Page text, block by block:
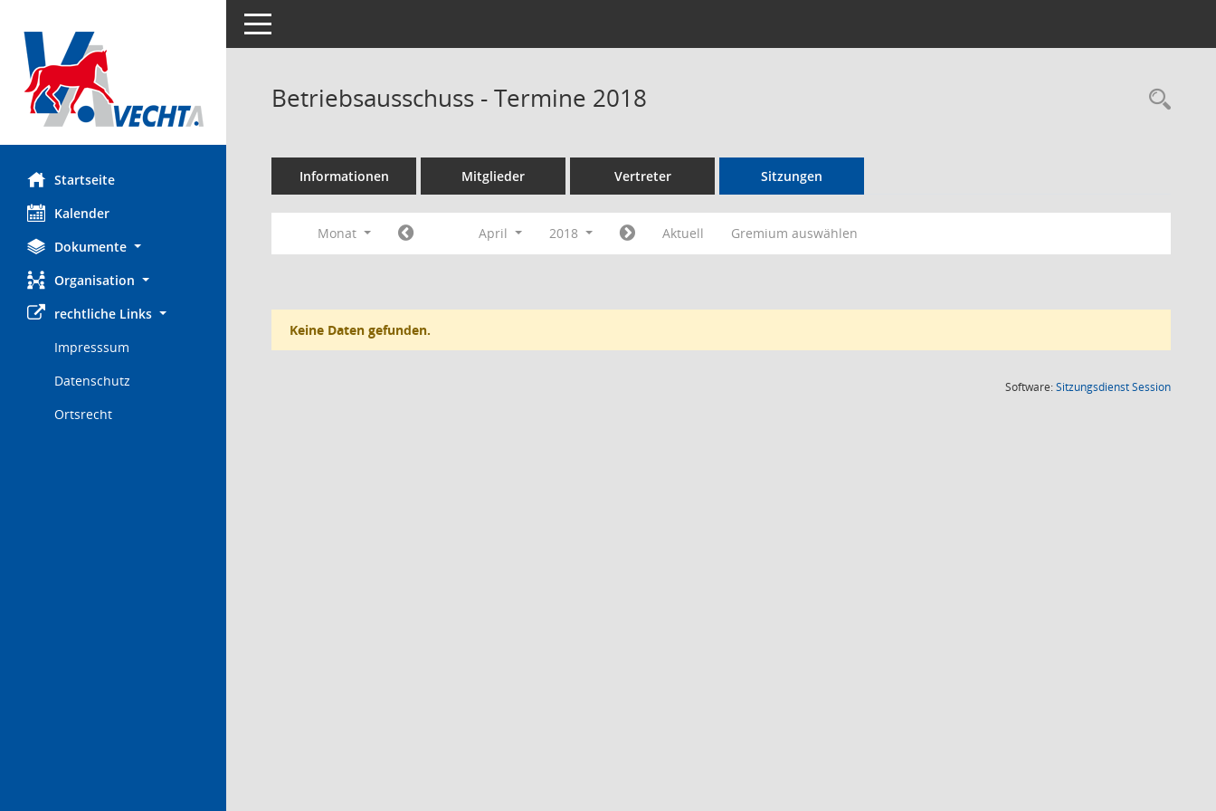
Startseite
Kalender
Dokumente
Organisation
rechtliche Links
Impresssum
Datenschutz
Ortsrecht
Toggle navigation
Betriebsausschuss - Termine 2018
Informationen Mitglieder Vertreter Sitzungen
Monat April 2018 Aktuell Gremium auswählen
Keine Daten gefunden.
Software:SitzungsdienstSession(Wird in